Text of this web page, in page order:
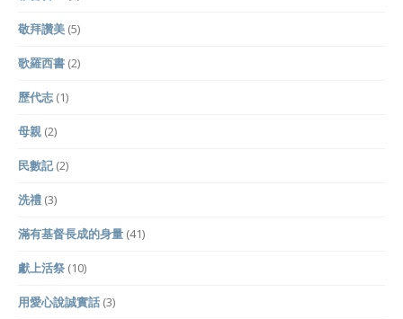
敬拜讚美 (5)
歌羅西書 (2)
歷代志 (1)
母親 (2)
民數記(2)
洗禮 (3)
滿有基督長成的身量 (41)
獻上活祭 (10)
用愛心說誠實話 (3)